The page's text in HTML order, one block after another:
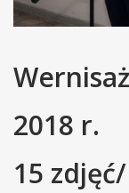
2018 r.
15